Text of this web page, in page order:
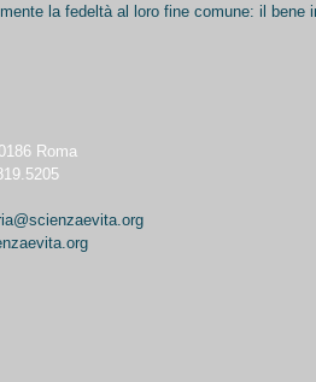
la fedeltà al loro fine comune: il bene
Roma